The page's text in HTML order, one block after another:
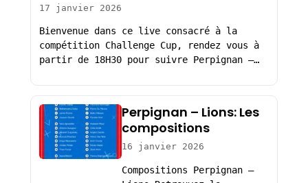
17 janvier 2026
Bienvenue dans ce live consacré à la
compétition Challenge Cup, rendez vous à
partir de 18H30 pour suivre Perpignan –…
Perpignan – Lions: Les
compositions
16 janvier 2026
Compositions Perpignan –